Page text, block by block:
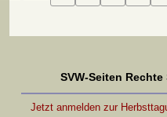
SVW-Seiten
Jetzt anmelden zur